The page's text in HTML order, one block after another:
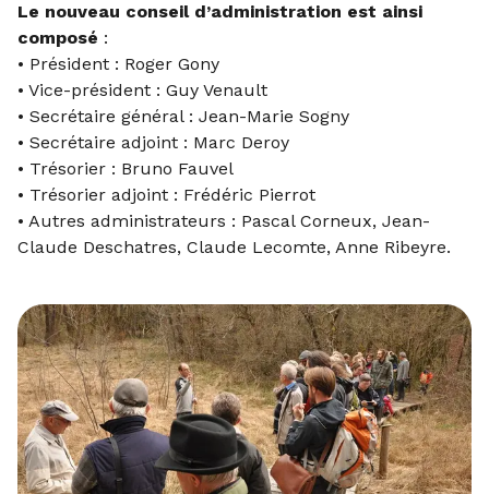
Le nouveau conseil d’administration est ainsi
composé :
• Président : Roger Gony
• Vice-président : Guy Venault
• Secrétaire général : Jean-Marie Sogny
• Secrétaire adjoint : Marc Deroy
• Trésorier : Bruno Fauvel
• Trésorier adjoint : Frédéric Pierrot
• Autres administrateurs : Pascal Corneux, Jean-
Claude Deschatres, Claude Lecomte, Anne Ribeyre.